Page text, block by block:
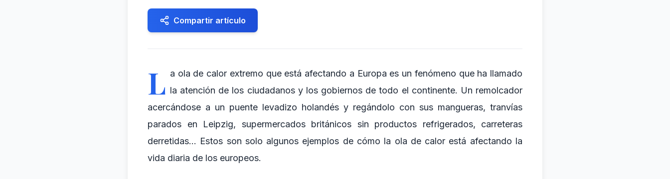
Compartir artículo
L a ola de calor extremo que está afectando a Europa es un fenómeno que ha llamado
la atención de los ciudadanos y los gobiernos de todo el continente. Un remolcador
acercándose a un puente levadizo holandés y regándolo con sus mangueras, tranvías
parados en Leipzig, supermercados británicos sin productos refrigerados, carreteras
derretidas... Estos son solo algunos ejemplos de cómo la ola de calor está afectando la
vida diaria de los europeos.